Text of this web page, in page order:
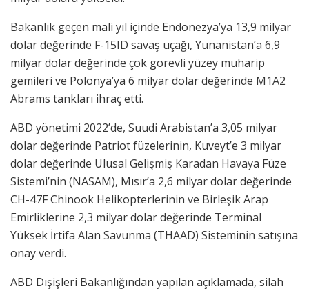
Bakanlık geçen mali yıl içinde Endonezya’ya 13,9 milyar
dolar değerinde F-15ID savaş uçağı, Yunanistan’a 6,9
milyar dolar değerinde çok görevli yüzey muharip
gemileri ve Polonya’ya 6 milyar dolar değerinde M1A2
Abrams tankları ihraç etti.
ABD yönetimi 2022’de, Suudi Arabistan’a 3,05 milyar
dolar değerinde Patriot füzelerinin, Kuveyt’e 3 milyar
dolar değerinde Ulusal Gelişmiş Karadan Havaya Füze
Sistemi’nin (NASAM), Mısır’a 2,6 milyar dolar değerinde
CH-47F Chinook Helikopterlerinin ve Birleşik Arap
Emirliklerine 2,3 milyar dolar değerinde Terminal
Yüksek İrtifa Alan Savunma (THAAD) Sisteminin satışına
onay verdi.
ABD Dışişleri Bakanlığından yapılan açıklamada, silah